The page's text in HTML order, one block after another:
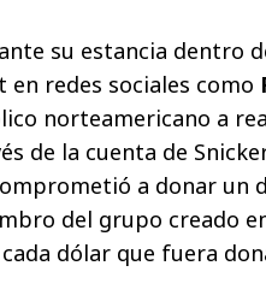
su estancia dentro
en redes sociales como
norteamericano a
de la cuenta de
a donar un
del grupo creado
dólar que fuera